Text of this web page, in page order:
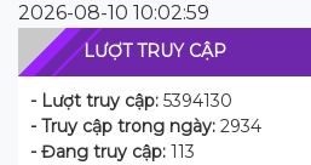
2026-08-10 10:02:59
LƯỢT TRUY CẬP
- Lượt truy cập: 5394130
- Truy cập trong ngày: 2934
- Đang truy cập: 113